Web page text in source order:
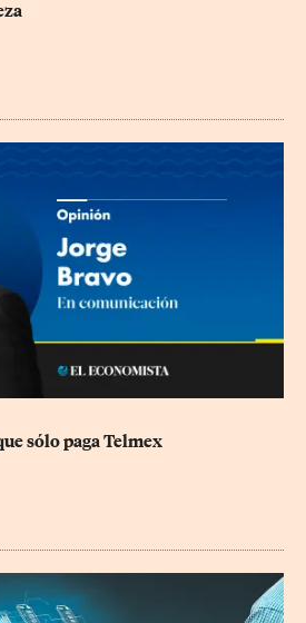
sólo paga Telmex